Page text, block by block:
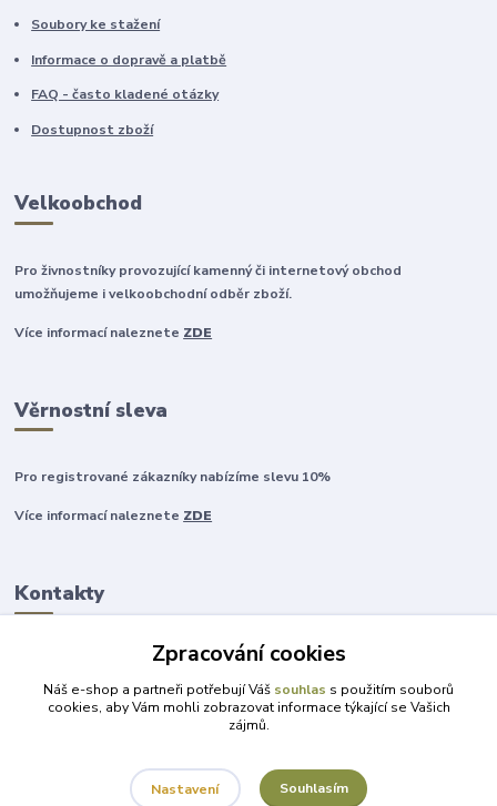
Soubory ke stažení
Informace o dopravě a platbě
FAQ - často kladené otázky
Dostupnost zboží
Velkoobchod
Pro živnostníky provozující kamenný či internetový obchod
umožňujeme i velkoobchodní odběr zboží.
Více informací naleznete ZDE
Věrnostní sleva
Pro registrované zákazníky nabízíme slevu 10%
Více informací naleznete ZDE
Kontakty
+420 777 315 999
obchod@darky-pro-radost.cz
Zpracování cookies
Náš e-shop a partneři potřebují Váš souhlas s použitím souborů
cookies, aby Vám mohli zobrazovat informace týkající se Vašich
zájmů.
Nastavení Souhlasím